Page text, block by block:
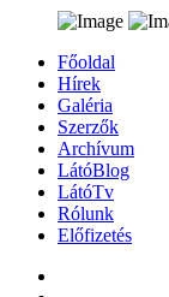
Főoldal
Hírek
Galéria
Szerzők
Archívum
LátóBlog
LátóTv
Rólunk
Előfizetés